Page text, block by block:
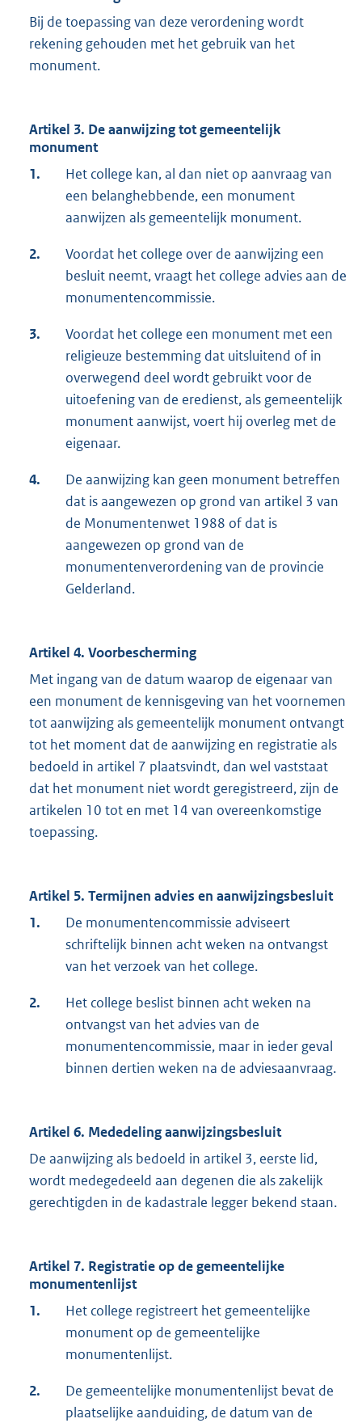
Bij de toepassing van deze verordening wordt
rekening gehouden met het gebruik van het
monument.
Artikel 3. De aanwijzing tot gemeentelijk
monument
1.
Het college kan, al dan niet op aanvraag van
een belanghebbende, een monument
aanwijzen als gemeentelijk monument.
2.
Voordat het college over de aanwijzing een
besluit neemt, vraagt het college advies aan de
monumentencommissie.
3.
Voordat het college een monument met een
religieuze bestemming dat uitsluitend of in
overwegend deel wordt gebruikt voor de
uitoefening van de eredienst, als gemeentelijk
monument aanwijst, voert hij overleg met de
eigenaar.
4.
De aanwijzing kan geen monument betreffen
dat is aangewezen op grond van artikel 3 van
de Monumentenwet 1988 of dat is
aangewezen op grond van de
monumentenverordening van de provincie
Gelderland.
Artikel 4. Voorbescherming
Met ingang van de datum waarop de eigenaar van
een monument de kennisgeving van het voornemen
tot aanwijzing als gemeentelijk monument ontvangt
tot het moment dat de aanwijzing en registratie als
bedoeld in artikel 7 plaatsvindt, dan wel vaststaat
dat het monument niet wordt geregistreerd, zijn de
artikelen 10 tot en met 14 van overeenkomstige
toepassing.
Artikel 5. Termijnen advies en aanwijzingsbesluit
1.
De monumentencommissie adviseert
schriftelijk binnen acht weken na ontvangst
van het verzoek van het college.
2.
Het college beslist binnen acht weken na
ontvangst van het advies van de
monumentencommissie, maar in ieder geval
binnen dertien weken na de adviesaanvraag.
Artikel 6. Mededeling aanwijzingsbesluit
De aanwijzing als bedoeld in artikel 3, eerste lid,
wordt medegedeeld aan degenen die als zakelijk
gerechtigden in de kadastrale legger bekend staan.
Artikel 7. Registratie op de gemeentelijke
monumentenlijst
1.
Het college registreert het gemeentelijke
monument op de gemeentelijke
monumentenlijst.
2.
De gemeentelijke monumentenlijst bevat de
plaatselijke aanduiding, de datum van de